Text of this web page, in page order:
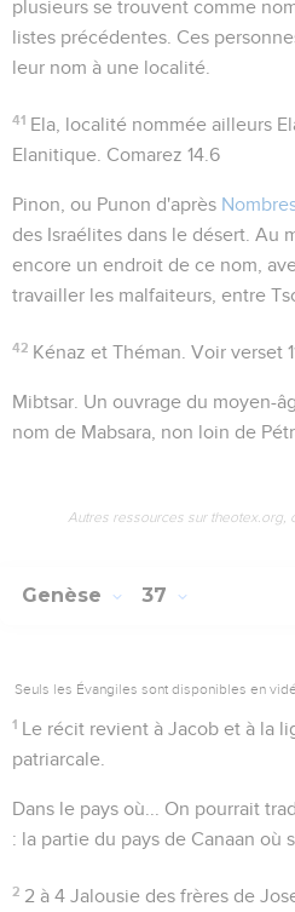
plusieurs se trouvent comme
listes précédentes. Ces
leur nom à une localité.
41 Ela , localité nommée ailleurs
Elanitique. Comarez 14.6
Pinon , ou Punon d'après
des Israélites dans le désert. Au
encore un endroit de ce nom,
travailler les malfaiteurs, entre
42 Kénaz etThéman . Voir verset
Mibtsar . Un ouvrage du moyen-
nom de Mabsara , non loin de
Autres ressources sur theotex.org,
Genèse 37
Seuls les Évangiles sont disponibles en
1 Le récit revient à Jacob et à la
patriarcale.
Dans le pays où... On pourrait
: la partie du pays de Canaan où
2 2 à 4 Jalousie des frères de